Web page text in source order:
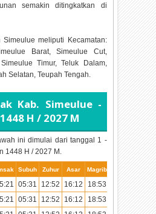
semakin ditingkatkan di
Simeulue meliputi Kecamatan:
Barat, Simeulue Cut,
Timur, Teluk Dalam,
Selatan, Teupah Tengah.
Kab. Simeulue -
1448 H / 2027 M
ini dimulai dari tanggal 1 -
1448 H / 2027 M.
Subuh Zuhur Asar Magrib Isya
05:31 12:52 16:12 18:53
20:03
05:31 12:52 16:12 18:53
20:03